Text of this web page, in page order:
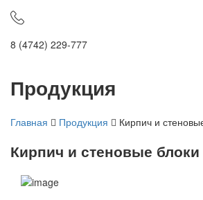
8 (4742) 229-777
Продукция
Главная Продукция Кирпич и
Кирпич и стеновые блоки